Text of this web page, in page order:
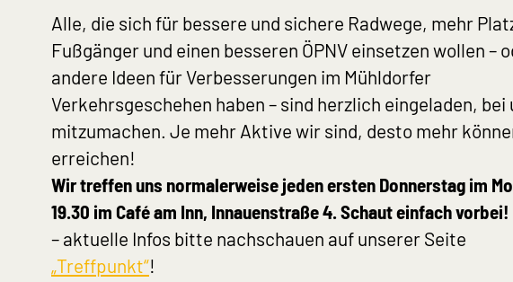
Alle, die sich für bessere und sichere Radwege, mehr
Fußgänger und einen besseren ÖPNV einsetzen wollen –
andere Ideen für Verbesserungen im Mühldorfer
Verkehrsgeschehen haben – sind herzlich eingeladen, bei
mitzumachen. Je mehr Aktive wir sind, desto mehr
erreichen!
Wir treffen uns normalerweise jeden ersten Donnerstag im
19.30 im Café am Inn, Innauenstraße 4. Schaut einfach vorbei!
– aktuelle Infos bitte nachschauen auf unserer Seite
„Treffpunkt“!